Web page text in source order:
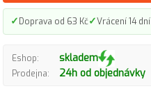
✓Doprava od 63 Kč✓Vrácení 14 dní
Eshop: skladem
Prodejna: 24h od objednávky